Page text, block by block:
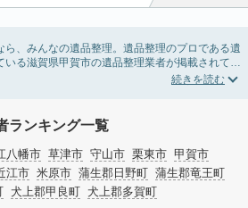
、みんなの遺品整理。遺品整理のプロである遺
る滋賀県甲賀市の遺品整理業者が掲載されてい
くれる実家の片付け業者や遺品整理会社を比較で
。
理をはじめる時期などお役立ち情報も豊富なの
。
ランキング一覧
八幡市 草津市 守山市 栗東市 甲賀市
江市 米原市 蒲生郡日野町 蒲生郡竜王町
犬上郡甲良町 犬上郡多賀町